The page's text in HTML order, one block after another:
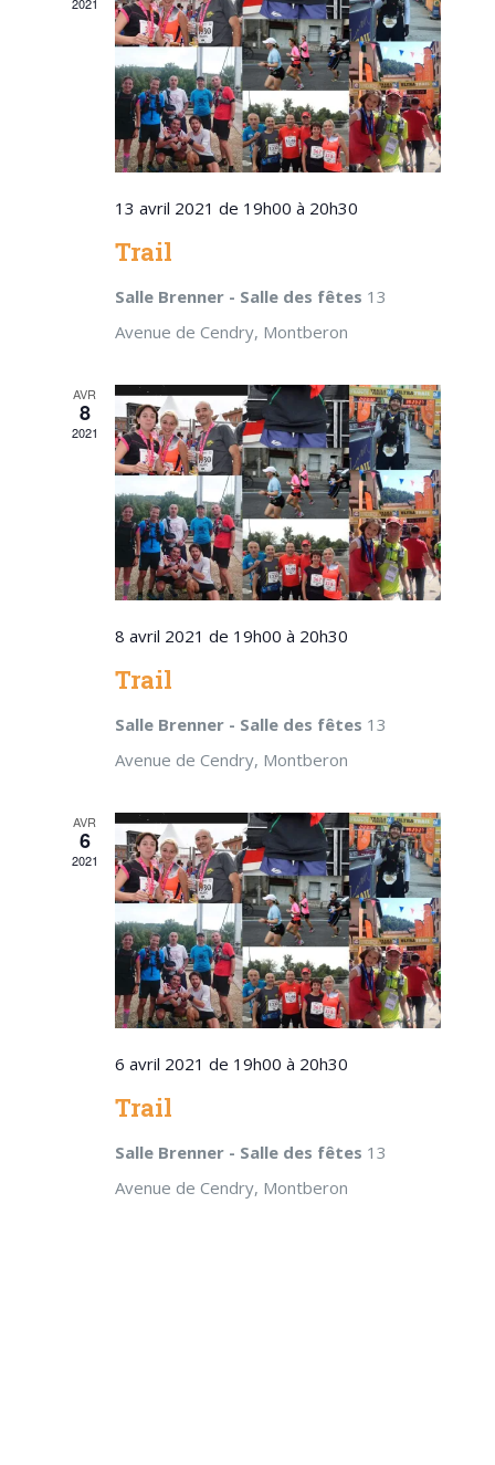
2021
13 avril 2021 de 19h00 à 20h30
Trail
Salle Brenner - Salle des fêtes 13
Avenue de Cendry, Montberon
AVR
8
2021
8 avril 2021 de 19h00 à 20h30
Trail
Salle Brenner - Salle des fêtes 13
Avenue de Cendry, Montberon
AVR
6
2021
6 avril 2021 de 19h00 à 20h30
Trail
Salle Brenner - Salle des fêtes 13
Avenue de Cendry, Montberon